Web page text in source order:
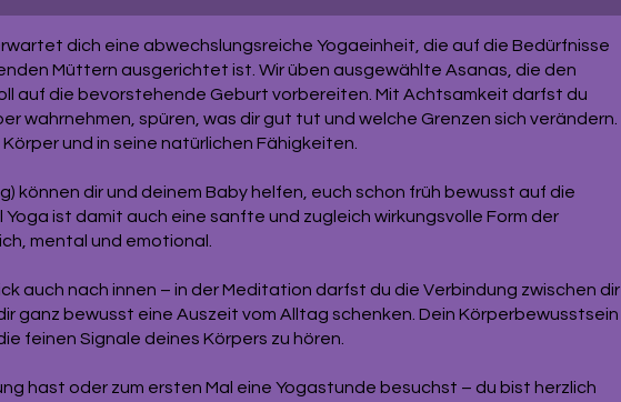
dich eine abwechslungsreiche Yogaeinheit, die auf die Bedürfnisse
Müttern ausgerichtet ist. Wir üben ausgewählte Asanas, die den
auf die bevorstehende Geburt vorbereiten. Mit Achtsamkeit darfst du
wahrnehmen, spüren, was dir gut tut und welche Grenzen sich verändern.
und in seine natürlichen Fähigkeiten.
können dir und deinem Baby helfen, euch schon früh bewusst auf die
ist damit auch eine sanfte und zugleich wirkungsvolle Form der
mental und emotional.
auch nach innen – in der Meditation darfst du die Verbindung zwischen dir
ganz bewusst eine Auszeit vom Alltag schenken. Dein Körperbewusstsein
feinen Signale deines Körpers zu hören.
hast oder zum ersten Mal eine Yogastunde besuchst – du bist herzlich